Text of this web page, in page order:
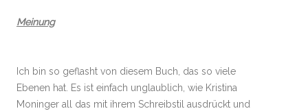
Meinung
Ich bin so geflasht von diesem Buch, das so viele
Ebenen hat. Es ist einfach unglaublich, wie Kristina
Moninger all das mit ihrem Schreibstil ausdrückt und